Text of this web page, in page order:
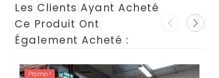
Les Clients Ayant Acheté
Ce Produit Ont
Également Acheté :
Promo !